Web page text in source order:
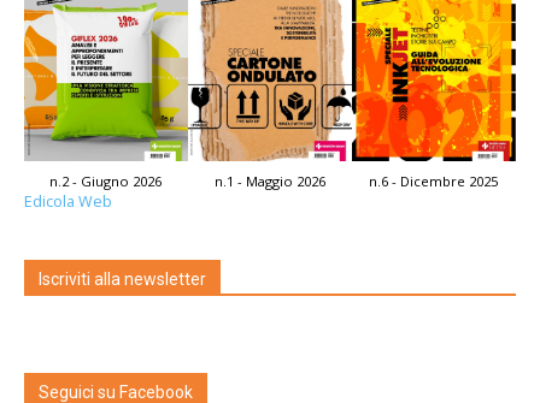
n.2 - Giugno 2026 n.1 - Maggio 2026 n.6 - Dicembre 2025
Edicola Web
Iscriviti alla newsletter
Seguici su Facebook